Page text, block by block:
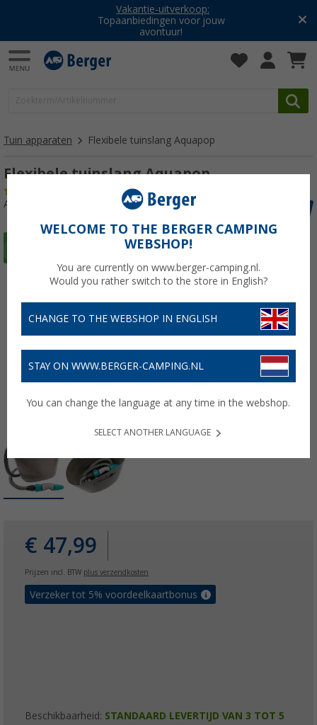
Vakantie-uitverkoop:
Topaanbiedingen voor jouw
avontuur!
Tuin apparaten Flexibele tuinslang Aquapop
Flexibele tuinslang Aquapop
Artikelnr: 271500
€ 47,99
Prijzen incl. BTW plus verzendkosten
Verzeker tot 5% voordeelkaartbonus
Beschikbaarheid: STANDAARD LEVERTIJD VAN 3 TOT 5
WELCOME TO THE BERGER CAMPING
WEBSHOP!
You are currently on www.berger-camping.nl.
Would you rather switch to the store in English?
CHANGE TO THE WEBSHOP IN ENGLISH
STAY ON WWW.BERGER-CAMPING.NL
You can change the language at any time in the webshop.
SELECT ANOTHER LANGUAGE